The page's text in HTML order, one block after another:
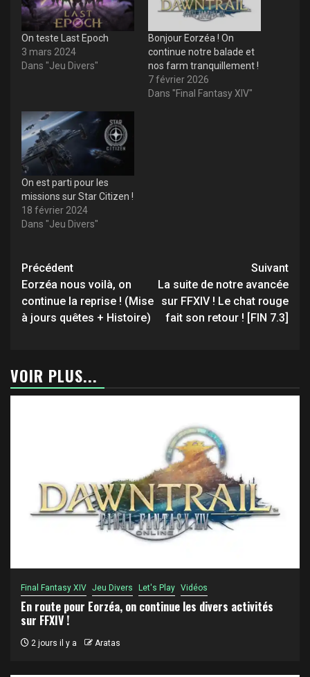
On teste Last Epoch
3 mars 2024
Dans "Jeu Divers"
Bonjour Eorzéa ! On
continue notre balade et
nos farm tranquillement !
7 février 2026
Dans "Final Fantasy XIV"
On est parti pour les
missions sur Star Citizen !
18 février 2024
Dans "Jeu Divers"
Navigation
d’article
Précédent
Eorzéa nous voilà, on
continue la reprise ! (Mise
à jours quêtes + Histoire)
Suivant
La suite de notre avancée
sur FFXIV ! Le chat rouge
fait son retour ! [FIN 7.3]
VOIR PLUS...
Final Fantasy XIV Jeu Divers Let's Play Vidéos
En route pour Eorzéa, on continue les divers activités
sur FFXIV !
2 jours il y a Aratas